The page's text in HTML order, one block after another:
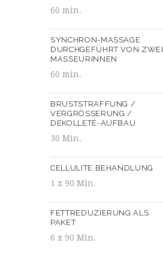
60 min.
SYNCHRON-MASSAGE
DURCHGEFÜHRT VON ZWEI
MASSEURINNEN
60 min.
BRUSTSTRAFFUNG /
VERGRÖSSERUNG / D
EKOLLETÉ-AUFBAU
30 Min.
CELLULITE BEHANDLUNG
1 x 90 Min.
FETTREDUZIERUNG ALS
PAKET
6 x 90 Min.